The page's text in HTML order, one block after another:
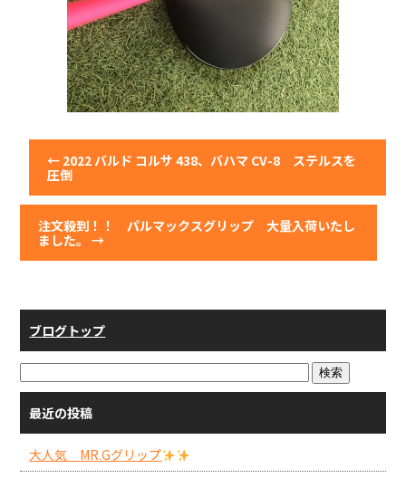
← 2022 バルド コルサ 438、バハマ CV-8 ステルスを
圧倒
注文殺到！！ パルマックスグリップ 大量入荷いたし
ました。→
ブログトップ
最近の投稿
大人気 MR.Gグリップ